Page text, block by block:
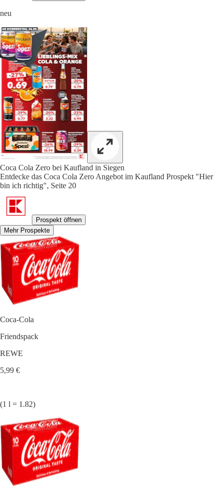
neu
Coca Cola Zero bei Kaufland in Siegen
Entdecke das Coca Cola Zero Angebot im Kaufland Prospekt "Hier
bin ich richtig", Seite 20
Prospekt öffnen
Mehr Prospekte
Coca-Cola
Friendspack
REWE
5,99 €
(1 l = 1.82)